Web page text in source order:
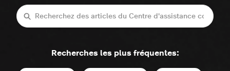
Recherche
Recherches les plus fréquentes: